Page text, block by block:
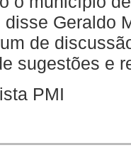
disse Geraldo
de
sugestões e
PMI